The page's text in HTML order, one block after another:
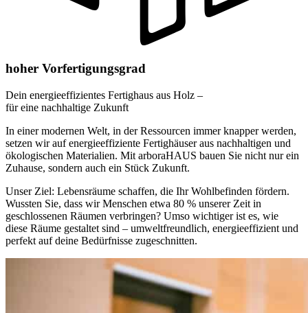
hoher Vorfertigungsgrad
Dein energieeffizientes Fertighaus aus Holz –
für eine nachhaltige Zukunft
In einer modernen Welt, in der Ressourcen immer knapper werden,
setzen wir auf energieeffiziente Fertighäuser aus nachhaltigen und
ökologischen Materialien. Mit arboraHAUS bauen Sie nicht nur ein
Zuhause, sondern auch ein Stück Zukunft.
Unser Ziel: Lebensräume schaffen, die Ihr Wohlbefinden fördern.
Wussten Sie, dass wir Menschen etwa 80 % unserer Zeit in
geschlossenen Räumen verbringen? Umso wichtiger ist es, wie
diese Räume gestaltet sind – umweltfreundlich, energieeffizient und
perfekt auf deine Bedürfnisse zugeschnitten.